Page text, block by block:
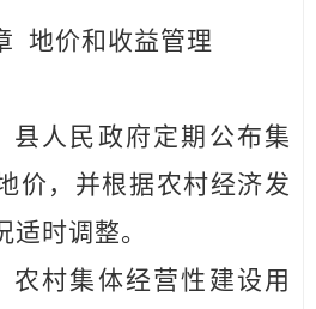
地价和收益管理
县人民政府定期公布集
价，并根据农村经济发
时调整。
农村集体经营性建设用